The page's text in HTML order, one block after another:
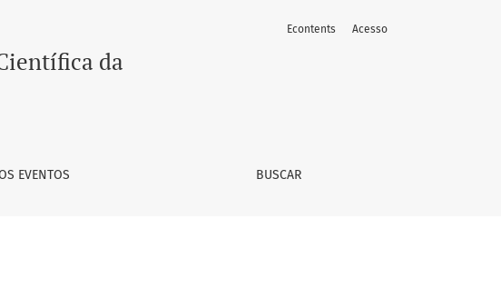
da
EVENTOS BUSCAR
Econtents Acesso